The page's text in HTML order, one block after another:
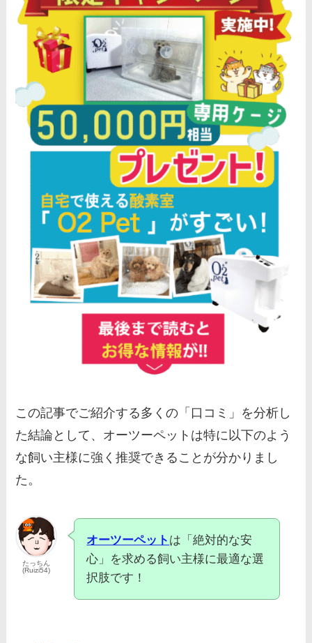
この記事でご紹介する多くの「口コミ」を分析し
た結論として、オーツーペットは特に以下のよう
な飼い主様に強く推奨できることが分かりまし
た。
たっちん
(Ruizi54)
オーツーペット は「絶対的な安
心」を求める飼い主様に最適な選
択肢です！